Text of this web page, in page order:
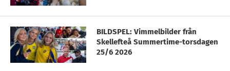
BILDSPEL: Vimmelbilder från
Skellefteå Summertime-torsdagen
25/6 2026